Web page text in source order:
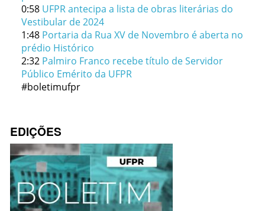
0:58 UFPR antecipa a lista de obras literárias do
Vestibular de 2024
1:48 Portaria da Rua XV de Novembro é aberta no
prédio Histórico
2:32 Palmiro Franco recebe título de Servidor
Público Emérito da UFPR
#boletimufpr
EDIÇÕES